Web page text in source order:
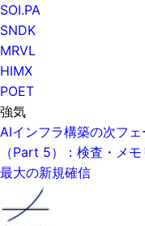
SOI.PA
SNDK
MRVL
HIMX
POET
強気
AIインフラ構築の次フ
（Part 5）：検査・メ
最大の新規確信